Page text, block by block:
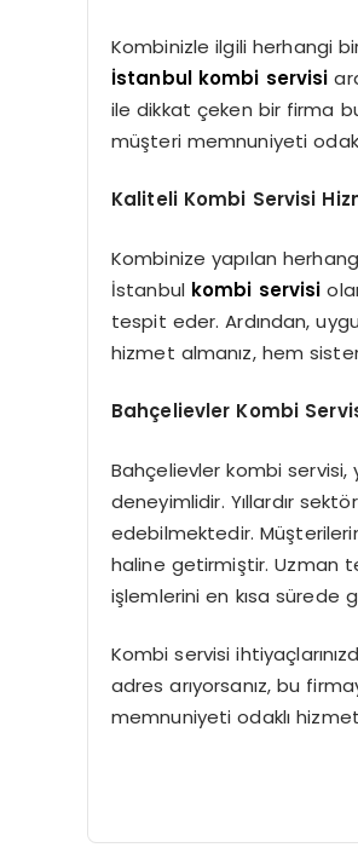
Kombinizle ilgili herhangi
İstanbul kombi servisi
ile dikkat çeken bir firma
müşteri memnuniyeti
Kaliteli Kombi Servisi
Kombinize yapılan
İstanbul kombi servisi
tespit eder. Ardından,
hizmet almanız, hem
Bahçelievler Kombi
Bahçelievler kombi servisi,
deneyimlidir. Yıllardır
edebilmektedir.
haline getirmiştir. Uzman
işlemlerini en kısa sürede
Kombi servisi
adres arıyorsanız, bu
memnuniyeti odaklı